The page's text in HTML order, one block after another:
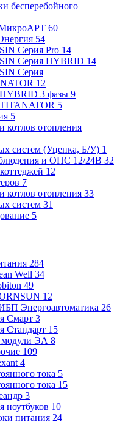
бесперебойного
60
54
Серия Pro 14
Серия HYBRID 14
Серия
12
3 фазы 9
5
5
котлов отопления
систем (Уценка, Б/У) 1
и ОПС 12/24В 32
12
7
котлов отопления 33
систем 31
5
284
Well 34
49
12
Энергоавтоматика 26
Смарт 3
Стандарт 15
модули ЭА 8
109
4
тока 5
тока 15
3
ноутбуков 10
питания 24